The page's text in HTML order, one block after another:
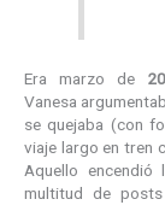
Era marzo de
Vanesa
se quejaba (con
viaje largo en tren
Aquello
multitud de